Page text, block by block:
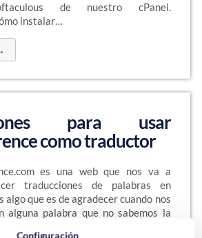
de nuestro cPanel.
instalar…
para usar
como traductor
es una web que nos va a
traducciones de palabras en
algo que es de agradecer cuando nos
alguna palabra que no sabemos la
hay gente que no le gusta para
Configuración